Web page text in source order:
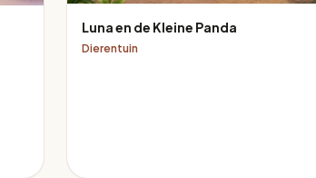
Luna en de Kleine Panda
Dierentuin